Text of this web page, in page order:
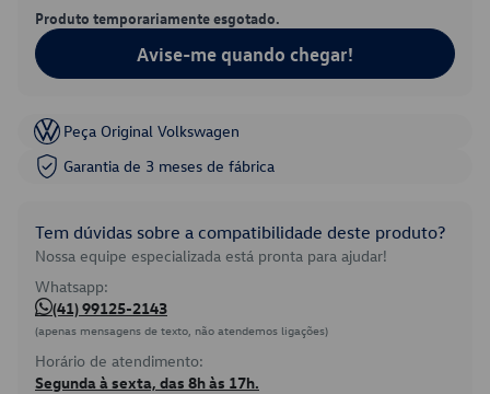
Produto temporariamente esgotado.
Avise-me quando chegar!
Peça Original Volkswagen
Garantia de 3 meses de fábrica
Tem dúvidas sobre a compatibilidade deste produto?
Nossa equipe especializada está pronta para ajudar!
Whatsapp:
(41) 99125-2143
(apenas mensagens de texto, não atendemos ligações)
Horário de atendimento:
Segunda à sexta, das 8h às 17h.